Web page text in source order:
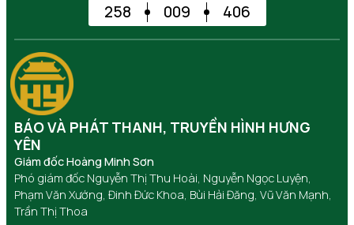
258 009 406
BÁO VÀ PHÁT THANH, TRUYỀN HÌNH HƯNG
YÊN
Giám đốc Hoàng Minh Sơn
Phó giám đốc Nguyễn Thị Thu Hoài, Nguyễn Ngọc Luyện,
Phạm Văn Xướng, Đinh Đức Khoa, Bùi Hải Đăng, Vũ Văn Mạnh,
Trần Thị Thoa